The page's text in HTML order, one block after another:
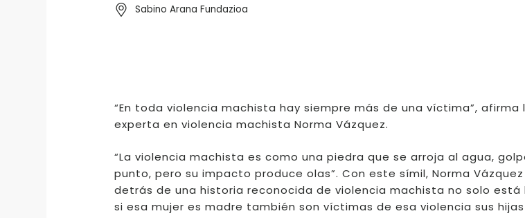
Sabino Arana Fundazioa
“En toda violencia machista hay siempre más de una víctima”,
experta en violencia machista Norma Vázquez.
“La violencia machista es como una piedra que se arroja al agua,
punto, pero su impacto produce olas”. Con este símil, Norma
detrás de una historia reconocida de violencia machista no solo está
si esa mujer es madre también son víctimas de esa violencia sus hijas